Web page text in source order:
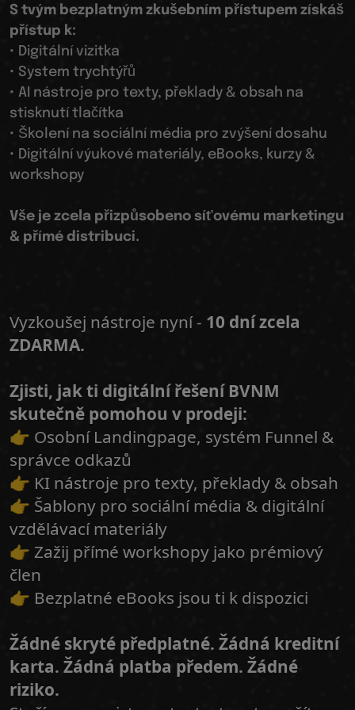
S tvým bezplatným zkušebním přístupem získáš
přístup k:
• Digitální vizitka
• System trychtýřů
• AI nástroje pro texty, překlady & obsah na
stisknutí tlačítka
• Školení na sociální média pro zvýšení dosahu
• Digitální výukové materiály, eBooks, kurzy &
workshopy
Vše je zcela přizpůsobeno síťovému marketingu
& přímé distribuci.
Vyzkoušej nástroje nyní - 10 dní zcela
ZDARMA.
Zjisti, jak ti digitální řešení BVNM
skutečně pomohou v prodeji:
👉 Osobní Landingpage, systém Funnel &
správce odkazů
👉 KI nástroje pro texty, překlady & obsah
👉 Šablony pro sociální média & digitální
vzdělávací materiály
👉 Zažij přímé workshopy jako prémiový
člen
👉 Bezplatné eBooks jsou ti k dispozici
Žádné skryté předplatné. Žádná kreditní
karta. Žádná platba předem. Žádné
riziko.